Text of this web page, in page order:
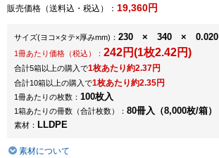
販売価格（送料込・税込）： 19,360円
サイズ(ヨコ×タテ×厚みmm) ： 230 × 340 × 0.020
1冊あたり価格（税込）： 242円(1枚2.42円)
合計5箱以上の購入で1枚あたり約2.37円
合計10箱以上の購入で1枚あたり約2.35円
1冊あたりの枚数： 100枚入
1箱あたりの冊数（合計枚数）： 80冊入（8,000枚/箱）
素材： LLDPE
素材について